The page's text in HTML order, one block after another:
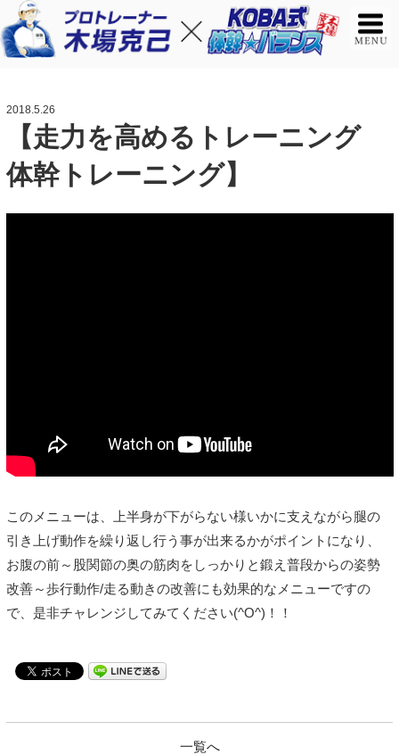
2018.5.26
【走力を高めるトレーニング
体幹トレーニング】
このメニューは、上半身が下がらない様いかに支えながら腿の
引き上げ動作を繰り返し行う事が出来るかがポイントになり、
お腹の前～股関節の奥の筋肉をしっかりと鍛え普段からの姿勢
改善～歩行動作/走る動きの改善にも効果的なメニューですの
で、是非チャレンジしてみてください(^O^)！！
一覧へ